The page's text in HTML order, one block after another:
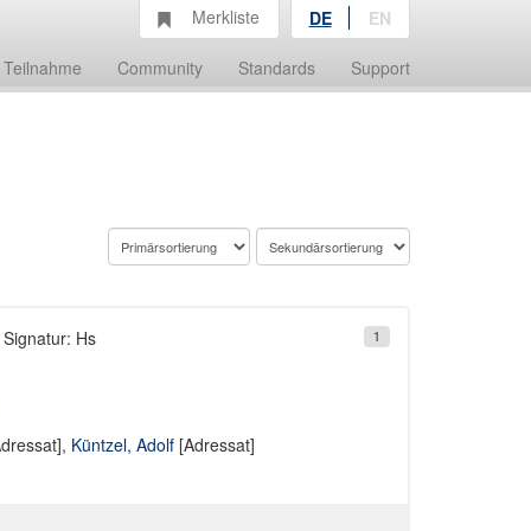
Teilnahme Community Standards Support
Merkliste DE EN
1
Signatur: Hs
Küntzel, Adolf[Adressat]